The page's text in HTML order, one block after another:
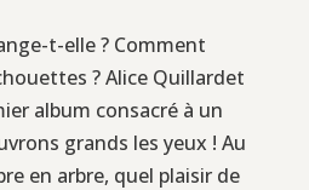
t-elle ? Comment
? Alice Quillardet
album consacré à un
grands les yeux ! Au
en arbre, quel plaisir de